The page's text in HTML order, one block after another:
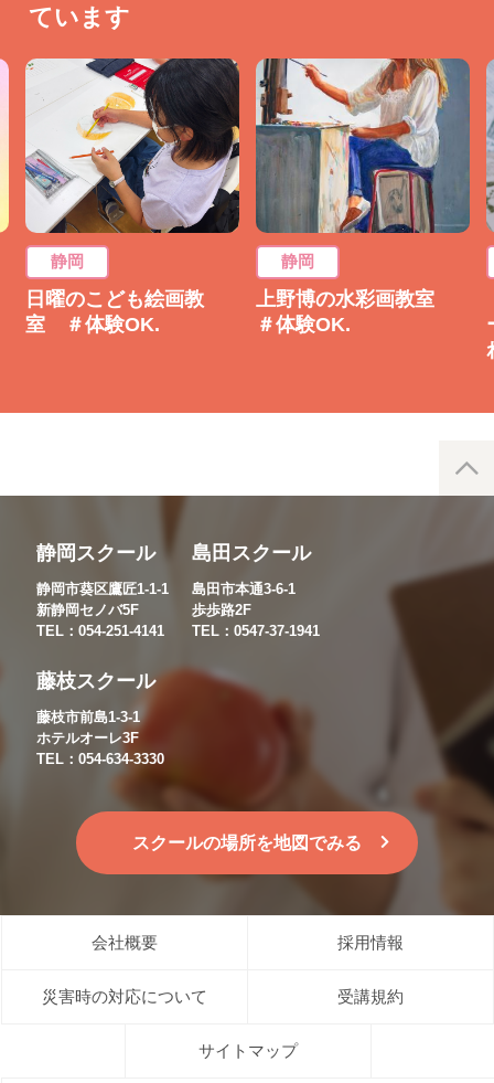
ています
静岡
日曜のこども絵画教
室 ＃体験OK.
静岡
上野博の水彩画教室
＃体験OK.
静岡スクール
静岡市葵区鷹匠1-1-1
新静岡セノバ5F
TEL：054-251-4141
島田スクール
島田市本通3-6-1
歩歩路2F
TEL：0547-37-1941
藤枝スクール
藤枝市前島1-3-1
ホテルオーレ3F
TEL：054-634-3330
スクールの場所を地図でみる
会社概要 採用情報
災害時の対応について 受講規約
サイトマップ